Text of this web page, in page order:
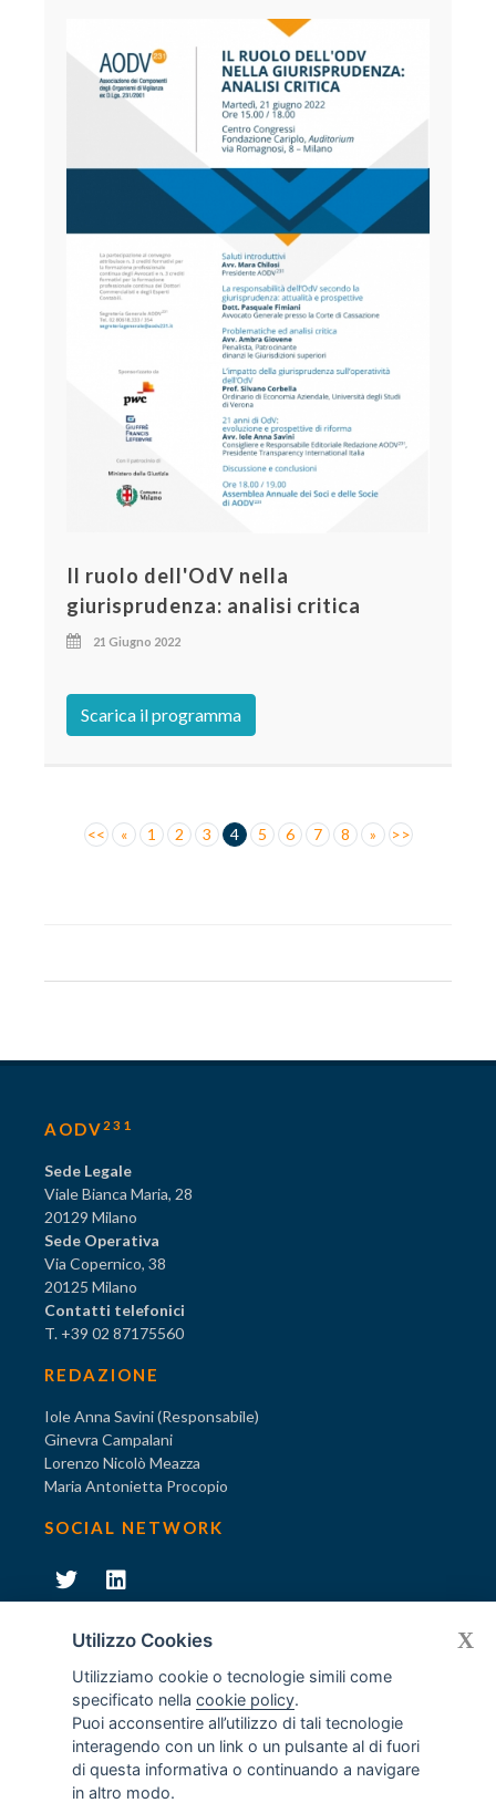
Il ruolo dell'OdV nella
giurisprudenza: analisi critica
21 Giugno 2022
Scarica il programma
<< « 1 2 3 4 5 6 7 8 » >>
AODV 231
Sede Legale
Viale Bianca Maria, 28
20129 Milano
Sede Operativa
Via Copernico, 38
20125 Milano
Contatti telefonici
T. +39 02 87175560
REDAZIONE
Iole Anna Savini (Responsabile)
Ginevra Campalani
Lorenzo Nicolò Meazza
Maria Antonietta Procopio
SOCIAL NETWORK
Diventa socio di AODV
© Tutti i diritti riservati AODV231- ® Marchio registrato
Associazione dei Componenti degli Organismi di Vigilanza
Utilizzo Cookies
Utilizziamo cookie o tecnologie simili come
specificato nellacookie policy.
Puoi acconsentire all’utilizzo di tali tecnologie
interagendo con un link o un pulsante al di fuori
di questa informativa o continuando a navigare
in altro modo.
X